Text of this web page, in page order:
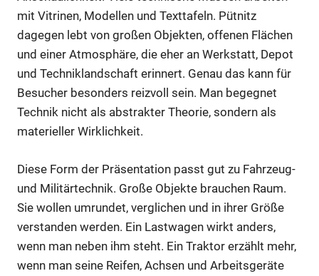
mit Vitrinen, Modellen und Texttafeln. Pütnitz
dagegen lebt von großen Objekten, offenen Flächen
und einer Atmosphäre, die eher an Werkstatt, Depot
und Techniklandschaft erinnert. Genau das kann für
Besucher besonders reizvoll sein. Man begegnet
Technik nicht als abstrakter Theorie, sondern als
materieller Wirklichkeit.
Diese Form der Präsentation passt gut zu Fahrzeug-
und Militärtechnik. Große Objekte brauchen Raum.
Sie wollen umrundet, verglichen und in ihrer Größe
verstanden werden. Ein Lastwagen wirkt anders,
wenn man neben ihm steht. Ein Traktor erzählt mehr,
wenn man seine Reifen, Achsen und Arbeitsgeräte